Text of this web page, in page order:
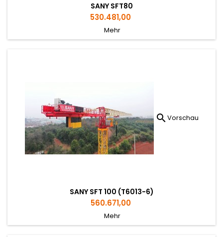
SANY SFT80
Preis
530.481,00
Mehr
Vorschau
SANY SFT 100 (T6013-6)
Preis
560.671,00
Mehr